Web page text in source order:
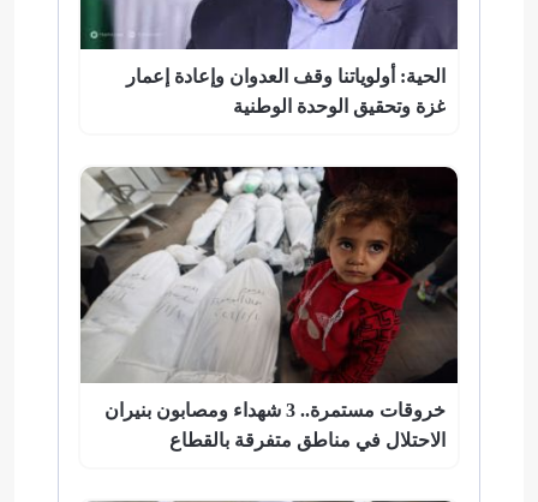
الحية: أولوياتنا وقف العدوان وإعادة إعمار
غزة وتحقيق الوحدة الوطنية
خروقات مستمرة.. 3 شهداء ومصابون بنيران
الاحتلال في مناطق متفرقة بالقطاع